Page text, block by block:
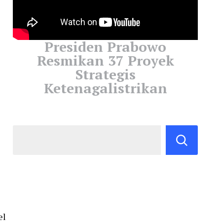
Presiden Prabowo
Resmikan 37 Proyek
Strategis
Ketenagalistrikan